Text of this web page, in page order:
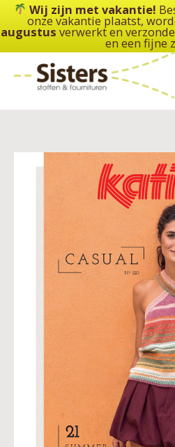
Wij zijn met vakantie!
onze vakantie plaatst,
augustus verwerkt en
en een fijne
de
inhoud
Casual